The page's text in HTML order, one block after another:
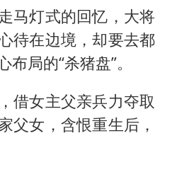
马灯式的回忆，大将
待在边境，却要去都
局的“杀猪盘”。
借女主父亲兵力夺取
父女，含恨重生后，